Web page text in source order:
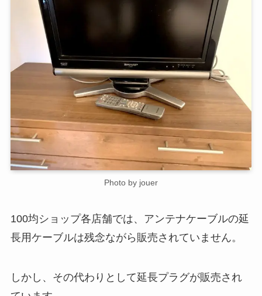
Photo by jouer
100均ショップ各店舗では、アンテナケーブルの延
長用ケーブルは残念ながら販売されていません。
しかし、その代わりとして延長プラグが販売され